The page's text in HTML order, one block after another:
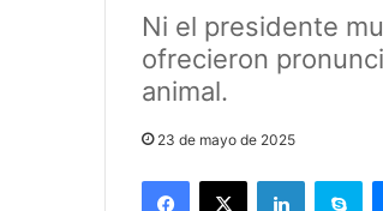
Ni el presidente
ofrecieron
animal.
23 de mayo de 2025
Facebook
X LinkedIn